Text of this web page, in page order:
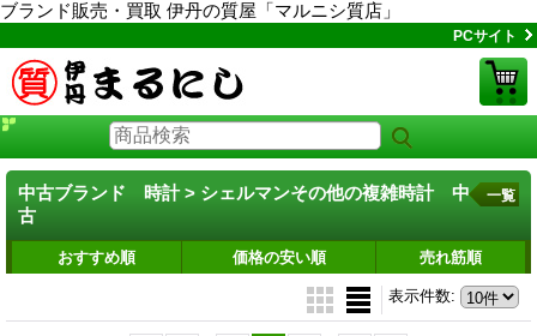
ブランド販売・買取 伊丹の質屋「マルニシ質店」
PCサイト
中古ブランド 時計 > シェルマンその他の複雑時計 中
古
一覧
おすすめ順 価格の安い順 売れ筋順
表示件数: